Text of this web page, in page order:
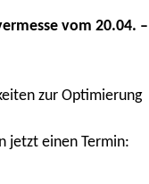
vom 20.04. –
zur Optimierung
jetzt einen Termin: